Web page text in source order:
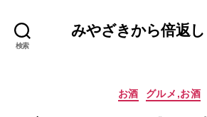
検索
みやざきから倍返し
カ
お酒 グルメ,お酒